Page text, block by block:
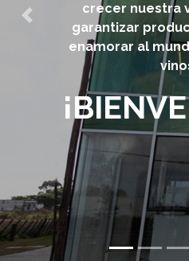
crecer nuestra
garantizar
enamorar al
Previous